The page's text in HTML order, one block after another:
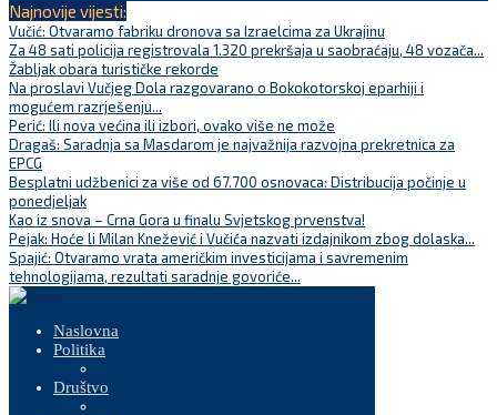
Najnovije vijesti:
Vučić: Otvaramo fabriku dronova sa Izraelcima za Ukrajinu
Za 48 sati policija registrovala 1.320 prekršaja u saobraćaju, 48 vozača...
Žabljak obara turističke rekorde
Na proslavi Vučjeg Dola razgovarano o Bokokotorskoj eparhiji i
mogućem razrješenju...
Perić: Ili nova većina ili izbori, ovako više ne može
Dragaš: Saradnja sa Masdarom je najvažnija razvojna prekretnica za
EPCG
Besplatni udžbenici za više od 67.700 osnovaca: Distribucija počinje u
ponedjeljak
Kao iz snova – Crna Gora u finalu Svjetskog prvenstva!
Pejak: Hoće li Milan Knežević i Vučića nazvati izdajnikom zbog dolaska...
Spajić: Otvaramo vrata američkim investicijama i savremenim
tehnologijama, rezultati saradnje govoriće...
Naslovna
Politika
Društvo